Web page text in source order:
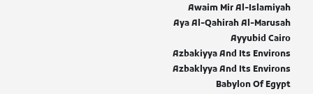
Awaim Mir Al-Islamiyah
Aya Al-Qahirah Al-Marusah
Ayyubid Cairo
Azbakiyya And Its Environs
Azbaklyya And Its Environs
Babylon Of Egypt